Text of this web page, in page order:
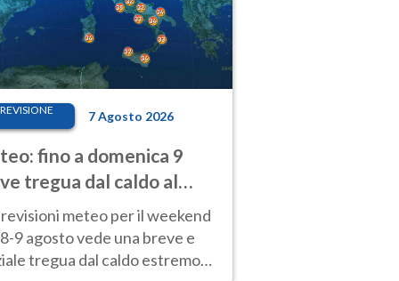
7 Agosto 2026
fino a domenica 9
tregua dal caldo al
Altrove calura e afa
meteo per il weekend
9 agosto vede una breve e
tregua dal caldo estremo